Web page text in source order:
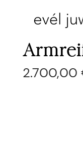
2.700,00